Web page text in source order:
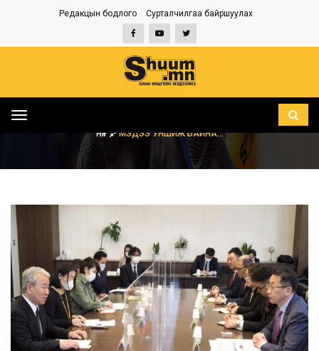
Редакцын бодлого Сурталчилгаа байршуулах
Toggle
НҮҮР МЭДЭЭ УНШИЖ БАЙНА...